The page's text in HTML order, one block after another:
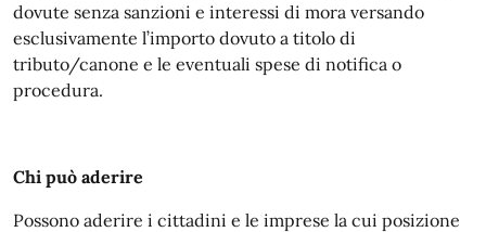
dovute senza sanzioni e interessi di mora versando
esclusivamente l’importo dovuto a titolo di
tributo/canone e le eventuali spese di notifica o
procedura.
Chi può aderire
Possono aderire i cittadini e le imprese la cui posizione